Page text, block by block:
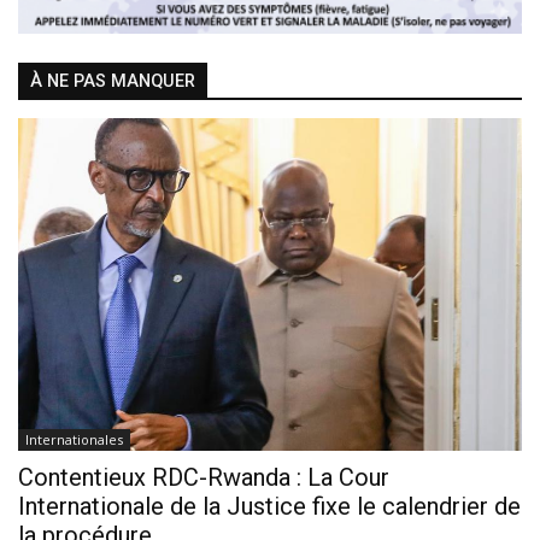
À NE PAS MANQUER
Internationales
Contentieux RDC-Rwanda : La Cour
Internationale de la Justice fixe le calendrier de